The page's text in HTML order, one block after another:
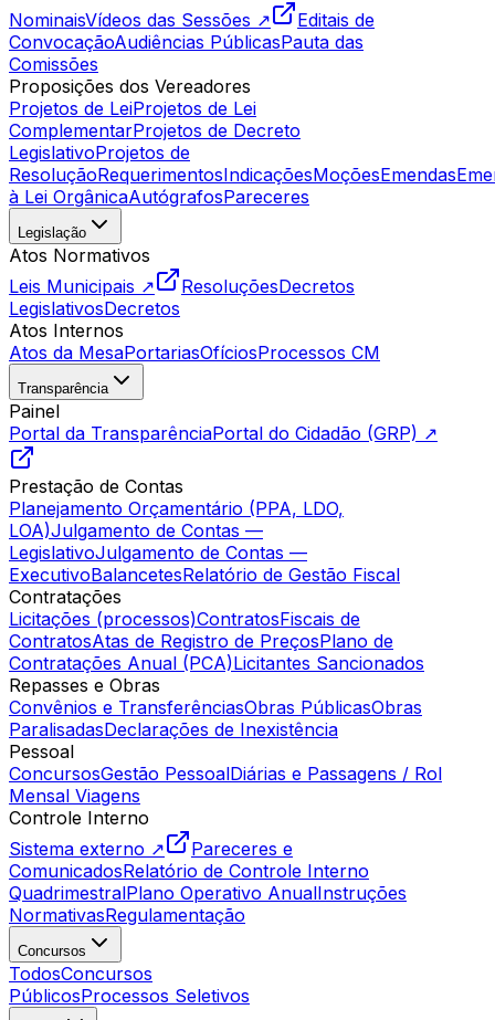
NominaisVídeos das Sessões ↗
Editais de
ConvocaçãoAudiências PúblicasPauta das
Comissões
Proposições dos Vereadores
Projetos de LeiProjetos de Lei
ComplementarProjetos de Decreto
LegislativoProjetos de
ResoluçãoRequerimentosIndicaçõesMoçõesEmendas
à Lei OrgânicaAutógrafosPareceres
Legislação
Atos Normativos
Leis Municipais ↗
ResoluçõesDecretos
LegislativosDecretos
Atos Internos
Atos da MesaPortariasOfíciosProcessos CM
Transparência
Painel
Portal da TransparênciaPortal do Cidadão (GRP) ↗
Prestação de Contas
Planejamento Orçamentário (PPA, LDO,
LOA)Julgamento de Contas —
LegislativoJulgamento de Contas —
ExecutivoBalancetesRelatório de Gestão Fiscal
Contratações
Licitações (processos)ContratosFiscais de
ContratosAtas de Registro de PreçosPlano de
Contratações Anual (PCA)Licitantes Sancionados
Repasses e Obras
Convênios e TransferênciasObras PúblicasObras
ParalisadasDeclarações de Inexistência
Pessoal
ConcursosGestão PessoalDiárias e Passagens / Rol
Mensal Viagens
Controle Interno
Sistema externo ↗
Pareceres e
ComunicadosRelatório de Controle Interno
QuadrimestralPlano Operativo AnualInstruções
NormativasRegulamentação
Concursos
TodosConcursos
PúblicosProcessos Seletivos